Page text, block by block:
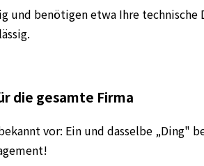
und benötigen etwa Ihre
die gesamte Firma
vor: Ein und dasselbe „Ding"